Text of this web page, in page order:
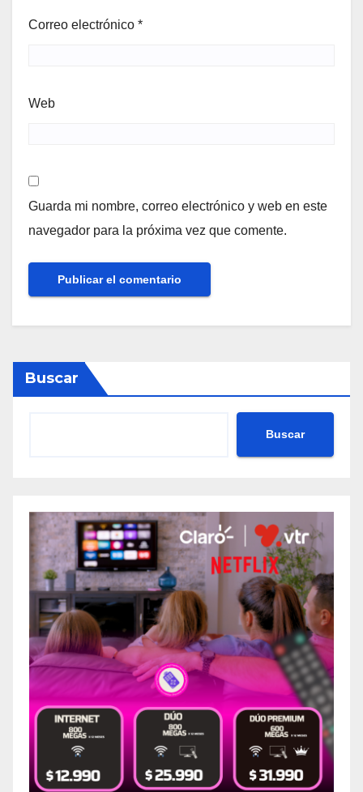
Correo electrónico *
Web
Guarda mi nombre, correo electrónico y web en este
navegador para la próxima vez que comente.
Buscar
Buscar